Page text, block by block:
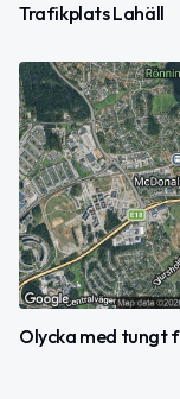
Trafikplats Lahäll
Olycka med tungt